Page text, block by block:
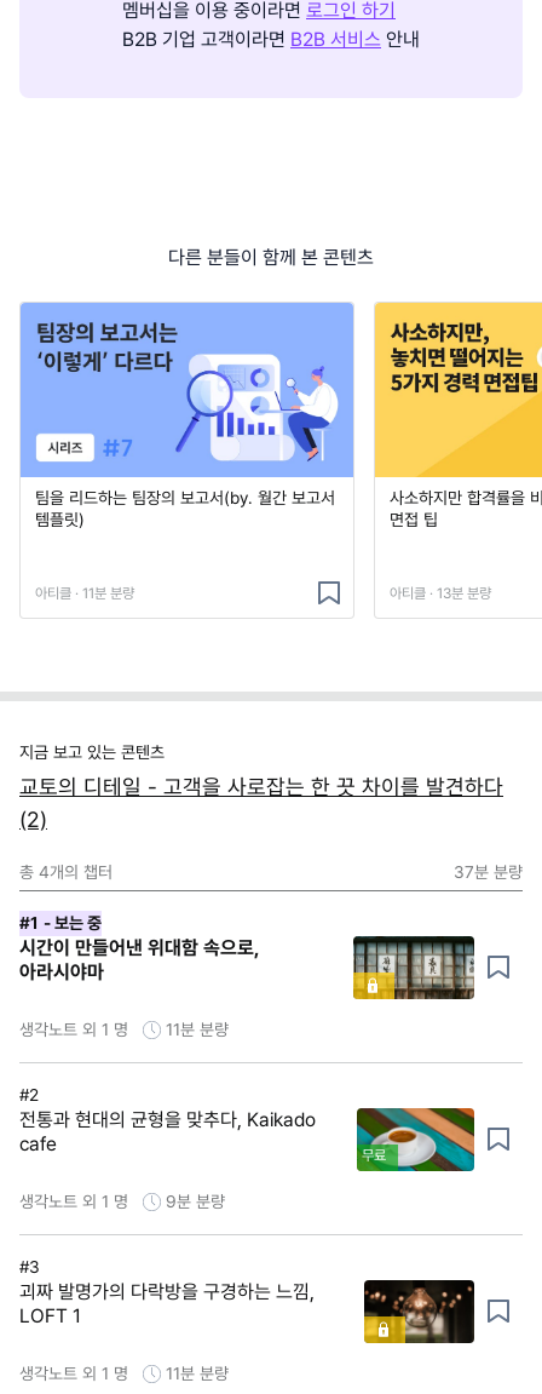
멤버십을 이용 중이라면 로그인 하기
B2B 기업 고객이라면 B2B 서비스 안내
다른 분들이 함께 본 콘텐츠
팀을 리드하는 팀장의 보고서(by. 월간 보고서
템플릿)
아티클 · 11분 분량
사소하지만 합격률을
면접 팁
아티클 · 13분 분량
지금 보고 있는 콘텐츠
교토의 디테일 - 고객을 사로잡는 한 끗 차이를 발견하다
(2)
총 4개의 챕터 37분 분량
#1 - 보는 중
시간이 만들어낸 위대함 속으로,
아라시야마
생각노트 외 1 명 11분 분량
#2
전통과 현대의 균형을 맞추다, Kaikado
cafe
무료
생각노트 외 1 명 9분 분량
#3
괴짜 발명가의 다락방을 구경하는 느낌,
LOFT 1
생각노트 외 1 명 11분 분량